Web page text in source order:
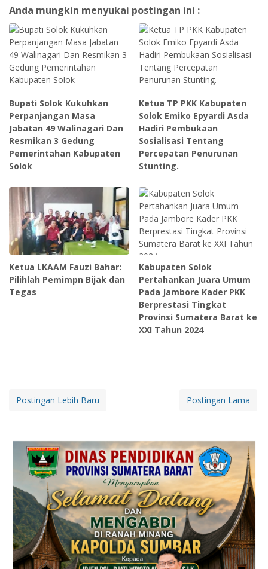
Anda mungkin menyukai postingan ini :
Bupati Solok Kukuhkan
Perpanjangan Masa
Jabatan 49 Walinagari Dan
Resmikan 3 Gedung
Pemerintahan Kabupaten
Solok
Ketua TP PKK Kabupaten
Solok Emiko Epyardi Asda
Hadiri Pembukaan
Sosialisasi Tentang
Percepatan Penurunan
Stunting.
Ketua LKAAM Fauzi Bahar:
Pilihlah Pemimpn Bijak dan
Tegas
Kabupaten Solok
Pertahankan Juara Umum
Pada Jambore Kader PKK
Berprestasi Tingkat
Provinsi Sumatera Barat ke
XXI Tahun 2024
Postingan Lebih Baru Postingan Lama